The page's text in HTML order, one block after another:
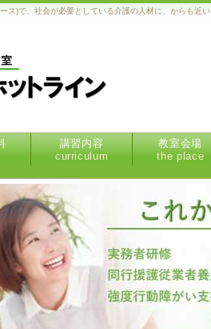
)で、社会が必要としている介護の人材に、からも近い
講習内容
curriculum
教室会場
the place